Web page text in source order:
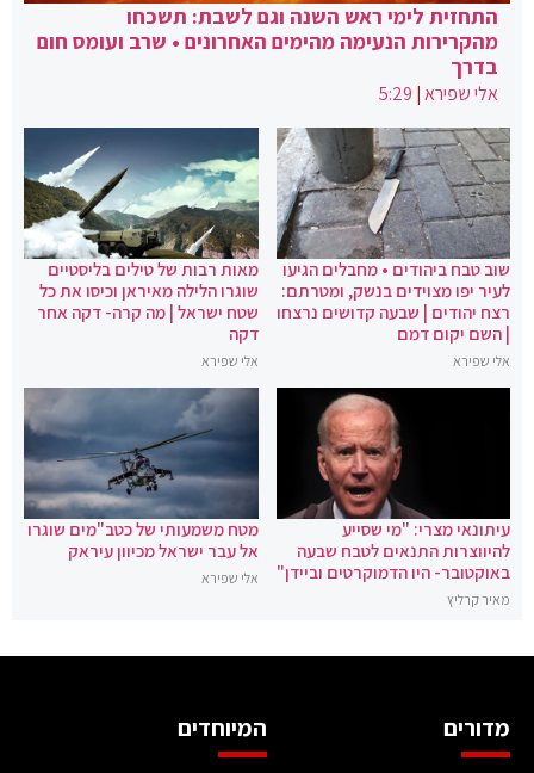
התחזית לימי ראש השנה וגם לשבת: תשכחו
מהקרירות הנעימה מהימים האחרונים • שרב ועומס חום
בדרך
אלי שפירא|
5:29
שוב טבח ביהודים • מחבלים הגיעו
לעיר יפו מצוידים בנשק, ומטרתם:
רצח יהודים | שבעה קדושים נרצחו
| השם יקום דמם
אלי שפירא
מאות רבות של טילים בליסטיים
שוגרו הלילה מאיראן וכיסו את כל
שטח ישראל | מה קרה- דקה אחר
דקה
אלי שפירא
עיתונאי מצרי: "מי שסייע
להיווצרות התנאים לטבח שבעה
באוקטובר- היו הדמוקרטים וביידן"
מאיר קרליץ
מטח משמעותי של כטב"מים שוגרו
אל עבר ישראל מכיוון עיראק
אלי שפירא
מדורים המיוחדים